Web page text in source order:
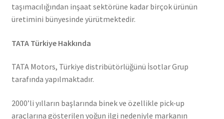
taşımacılığından inşaat sektörüne kadar birçok ürünün
üretimini bünyesinde yürütmektedir.
TATA Türkiye Hakkında
TATA Motors, Türkiye distribütörlüğünü İsotlar Grup
tarafında yapılmaktadır.
2000’li yılların başlarında binek ve özellikle pick-up
araçlarına gösterilen yoğun ilgi nedeniyle markanın